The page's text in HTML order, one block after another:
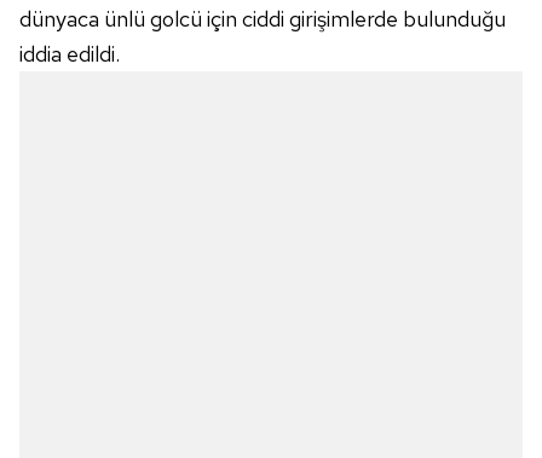
dünyaca ünlü golcü için ciddi girişimlerde bulunduğu
iddia edildi.